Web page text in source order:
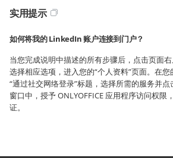
实用提示
如何将我的LinkedIn 账户连接到门户？
当您完成说明中描述的所有步骤后，点击页面
选择相应选项，进入您的“个人资料”页面。在您
“通过社交网络登录”标题，选择所需的服务并点
窗口中，授予 ONLYOFFICE 应用程序访问权限
证。